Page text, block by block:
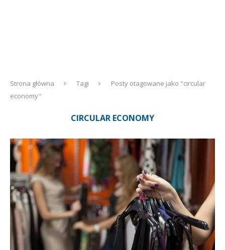
Strona główna Tagi
Posty otagowane jako "circular
economy"
CIRCULAR ECONOMY